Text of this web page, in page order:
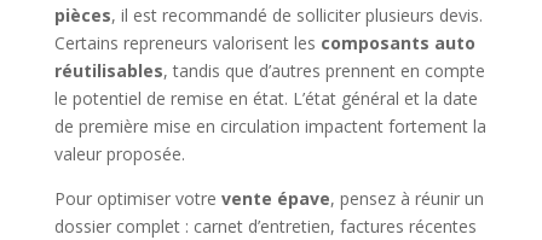
pièces, il est recommandé de solliciter plusieurs devis.
Certains repreneurs valorisent les composants auto
réutilisables, tandis que d’autres prennent en compte
le potentiel de remise en état. L’état général et la date
de première mise en circulation impactent fortement la
valeur proposée.
Pour optimiser votre vente épave, pensez à réunir un
dossier complet : carnet d’entretien, factures récentes